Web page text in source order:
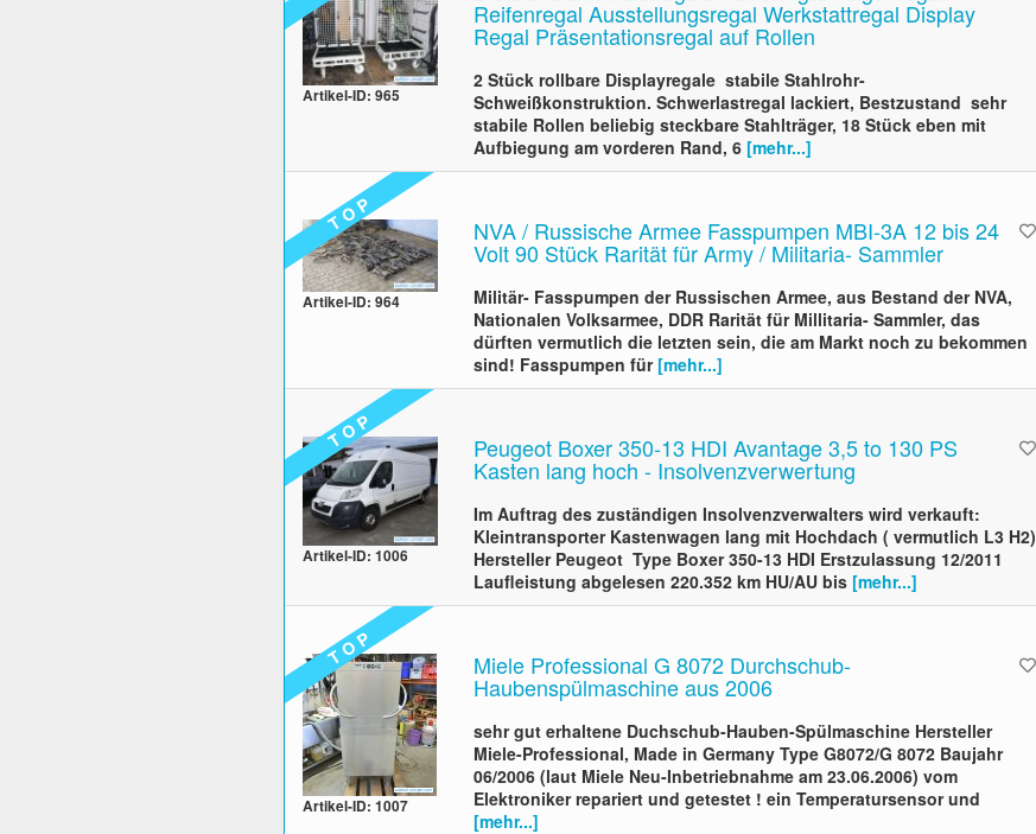
Artikel-ID: 965
Reifenregal Ausstellungsregal Werkstattregal Display
Regal Präsentationsregal auf Rollen
2 Stück rollbare Displayregale stabile Stahlrohr-
Schweißkonstruktion. Schwerlastregal lackiert, Bestzustand sehr
stabile Rollen beliebig steckbare Stahlträger, 18 Stück eben mit
Aufbiegung am vorderen Rand, 6 [mehr...]
T O P
Artikel-ID: 964
NVA / Russische Armee Fasspumpen MBI-3A 12 bis 24
Volt 90 Stück Rarität für Army / Militaria- Sammler
Militär- Fasspumpen der Russischen Armee, aus Bestand der NVA,
Nationalen Volksarmee, DDR Rarität für Millitaria- Sammler, das
dürften vermutlich die letzten sein, die am Markt noch zu bekommen
sind! Fasspumpen für [mehr...]
T O P
Artikel-ID: 1006
Peugeot Boxer 350-13 HDI Avantage 3,5 to 130 PS
Kasten lang hoch - Insolvenzverwertung
Im Auftrag des zuständigen Insolvenzverwalters wird verkauft:
Kleintransporter Kastenwagen lang mit Hochdach ( vermutlich L3 H2)
Hersteller Peugeot Type Boxer 350-13 HDI Erstzulassung 12/2011
Laufleistung abgelesen 220.352 km HU/AU bis [mehr...]
T O P
Artikel-ID: 1007
Miele Professional G 8072 Durchschub-
Haubenspülmaschine aus 2006
sehr gut erhaltene Duchschub-Hauben-Spülmaschine Hersteller
Miele-Professional, Made in Germany Type G8072/G 8072 Baujahr
06/2006 (laut Miele Neu-Inbetriebnahme am 23.06.2006) vom
Elektroniker repariert und getestet ! ein Temperatursensor und
[mehr...]